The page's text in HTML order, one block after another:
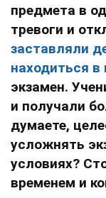
предмета в
тревоги и
заставляли
находиться
экзамен.
и получали
думаете,
усложнять
условиях?
временем и